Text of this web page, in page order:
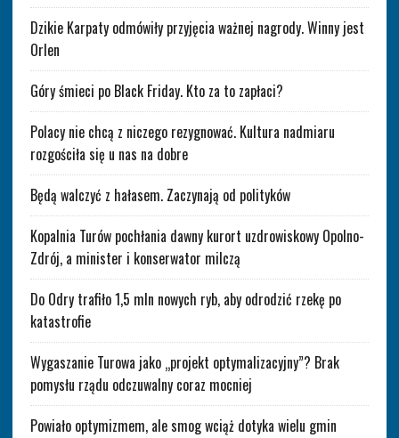
Dzikie Karpaty odmówiły przyjęcia ważnej nagrody. Winny jest
Orlen
Góry śmieci po Black Friday. Kto za to zapłaci?
Polacy nie chcą z niczego rezygnować. Kultura nadmiaru
rozgościła się u nas na dobre
Będą walczyć z hałasem. Zaczynają od polityków
Kopalnia Turów pochłania dawny kurort uzdrowiskowy Opolno-
Zdrój, a minister i konserwator milczą
Do Odry trafiło 1,5 mln nowych ryb, aby odrodzić rzekę po
katastrofie
Wygaszanie Turowa jako „projekt optymalizacyjny”? Brak
pomysłu rządu odczuwalny coraz mocniej
Powiało optymizmem, ale smog wciąż dotyka wielu gmin